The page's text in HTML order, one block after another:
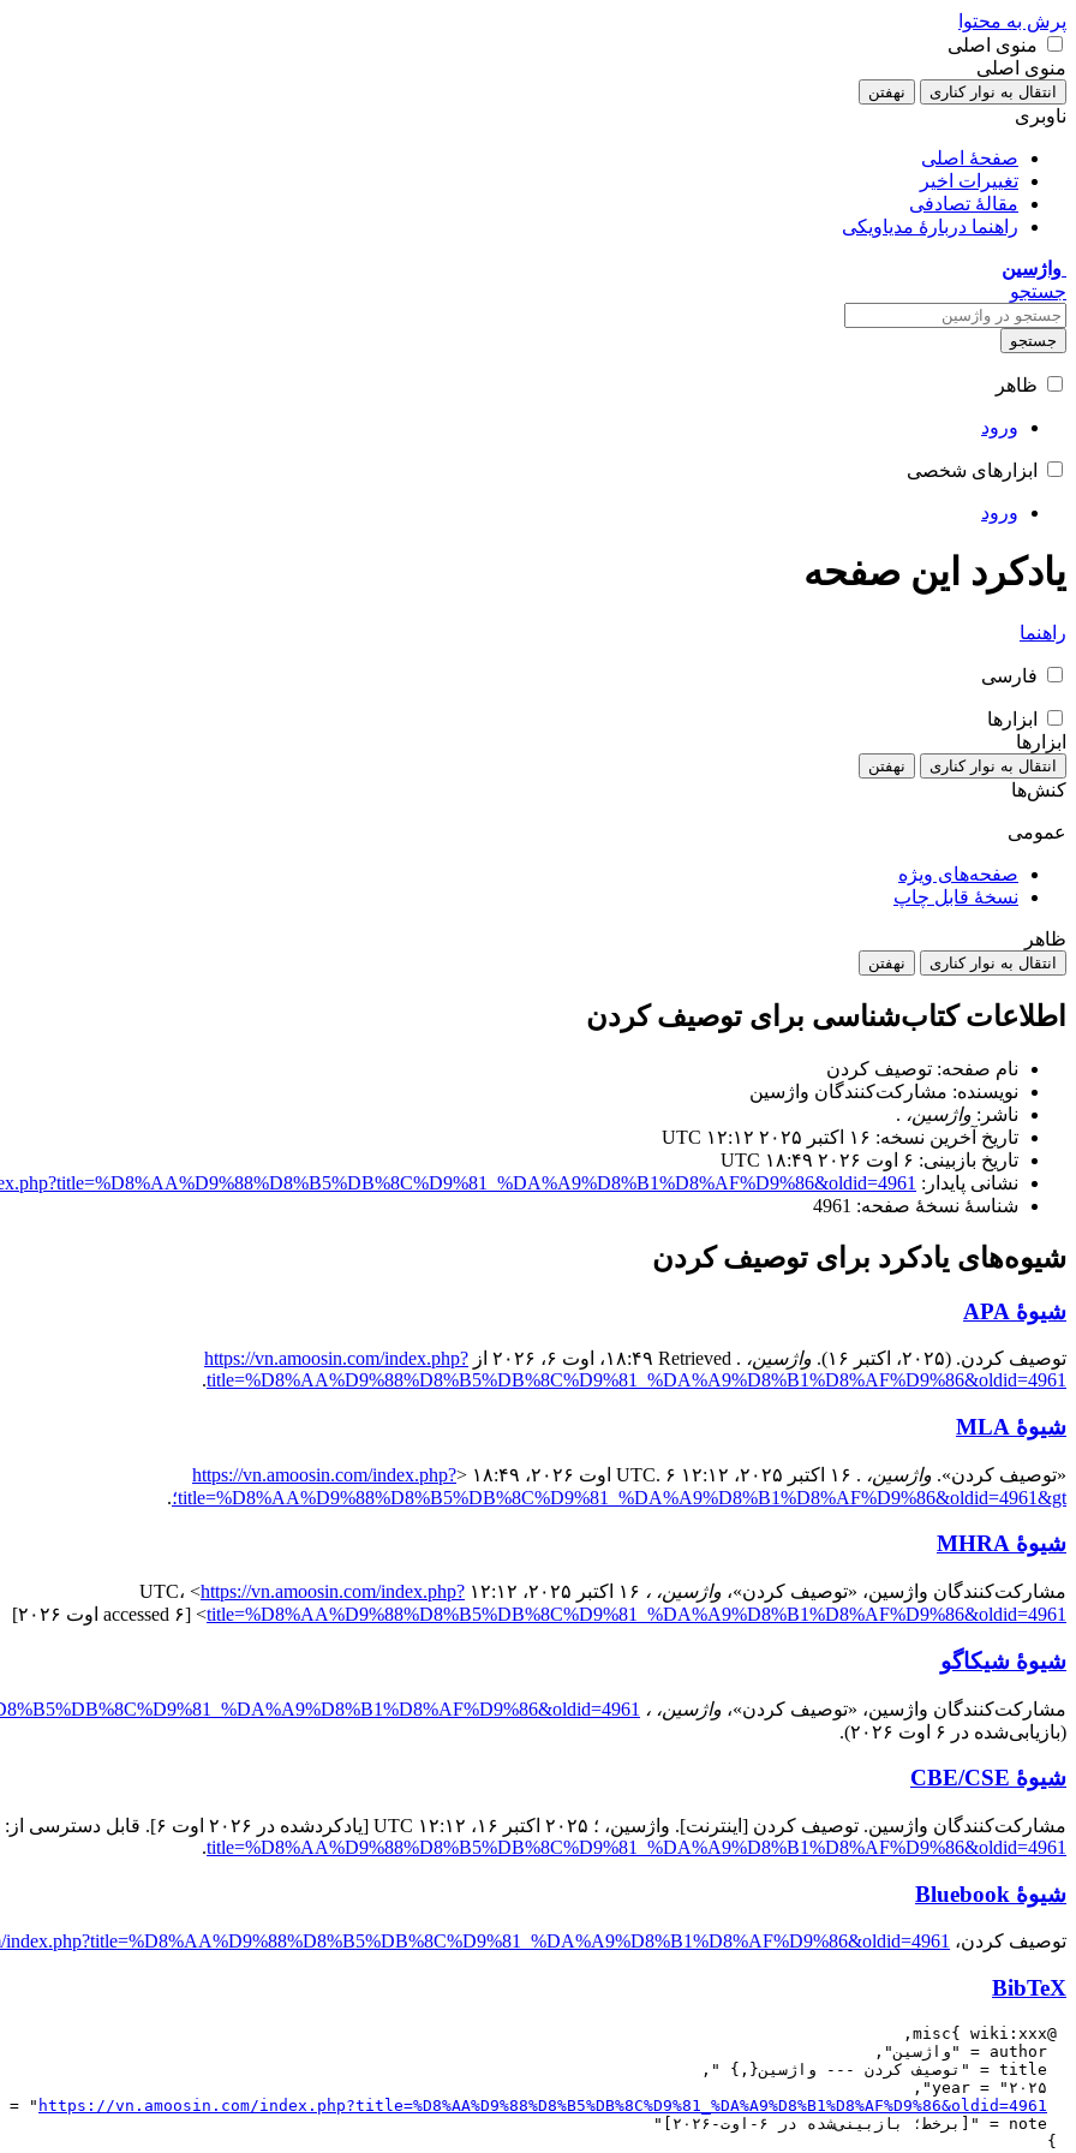
پرش به محتوا
منوی اصلی
منوی اصلی
انتقال به نوار کناری نهفتن
ناوبری
صفحهٔ اصلی
تغییرات اخیر
مقالهٔ تصادفی
راهنما دربارهٔ مدیاویکی
واژسین
جستجو
جستجو
ظاهر
ورود
ابزارهای شخصی
ورود
یادکرد این صفحه
راهنما
فارسی
ابزارها
ابزارها
انتقال به نوار کناری نهفتن
کنش‌ها
عمومی
صفحه‌های ویژه
نسخهٔ قابل چاپ
ظاهر
انتقال به نوار کناری نهفتن
اطلاعات کتاب‌شناسی برای توصیف کردن
نام صفحه: توصیف کردن
نویسنده: مشارکت‌کنندگان واژسین
ناشر: واژسین، .
تاریخ آخرین نسخه: ۱۶ اکتبر ۲۰۲۵ ‏۱۲:۱۲ UTC
تاریخ بازبینی: ۶ اوت ۲۰۲۶ ‏۱۸:۴۹ UTC
نشانی پایدار:
شناسهٔ نسخهٔ صفحه: 4961
شیوه‌های یادکرد برای توصیف کردن
شیوهٔ APA
توصیف کردن. (۲۰۲۵، اکتبر ۱۶). واژسین، . Retrieved ‏۱۸:۴۹، اوت ۶، ۲۰۲۶ از
https://vn.amoosin.com/index.php?
title=%D8%AA%D9%88%D8%B5%DB%8C%D9%81_%DA%A9%D8%B1%D8%AF%D9%86&oldid=4961
.
شیوهٔ MLA
«توصیف کردن». واژسین، . ۱۶ اکتبر ۲۰۲۵، ‏۱۲:۱۲ UTC. ۶ اوت ۲۰۲۶، ‏۱۸:۴۹ <
https://vn.amoosin.com/index.php?
title=%D8%AA%D9%88%D8%B5%DB%8C%D9%81_%DA%A9%D8%B1%D8%AF%D9%86&oldid=4961&gt؛ .
شیوهٔ MHRA
مشارکت‌کنندگان واژسین، «توصیف کردن»، واژسین، ،
https://vn.amoosin.com/index.php?
title=%D8%AA%D9%88%D8%B5%DB%8C%D9%81_%DA%A9%D8%B1%D8%AF%D9%86&oldid=4961> [accessed ۶ اوت ۲۰۲۶]
شیوهٔ شیکاگو
مشارکت‌کنندگان واژسین، «توصیف کردن»، واژسین، ،
(بازیابی‌شده در ۶ اوت ۲۰۲۶).
شیوهٔ CBE/CSE
مشارکت‌کنندگان واژسین. توصیف کردن [اینترنت]. واژسین، ؛ ۲۰۲۵ اکتبر ۱۶، ‏۱۲:۱۲ UTC [یادکردشده در ۲۰۲۶ اوت ۶]. قابل دسترسی از:
title=%D8%AA%D9%88%D8%B5%DB%8C%D9%81_%DA%A9%D8%B1%D8%AF%D9%86&oldid=4961
.
شیوهٔ Bluebook
توصیف کردن، index.php?title=%D8%AA%D9%88%D8%B5%DB%8C%D9%81_%DA%A9%D8%B1%D8%AF%D9%86&oldid=4961
BibTeX
https://vn.amoosin.com/index.php?title=%D8%AA%D9%88%D8%B5%DB%8C%D9%81_%DA%A9%D8%B1%D8%AF%D9%86&oldid=4961
}